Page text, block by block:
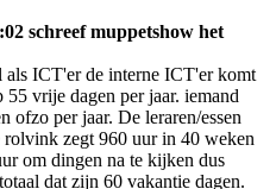
schreef muppetshow het
als ICT'er de interne ICT'er komt
vrije dagen per jaar. iemand
ofzo per jaar. De leraren/essen
zegt 960 uur in 40 weken
om dingen na te kijken dus
dat zijn 60 vakantie dagen.